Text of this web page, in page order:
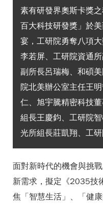
素有研發界奧斯卡獎
百大科技研發獎」於
宴，工研院勇奪八項
李若屏、工研院資通
副所長呂瑞梅、和碩
院北美辦公室主任王
仁、旭宇騰精密科技
組長王慶鈞、工研院
光所組長莊凱翔、工研
面對新時代的機會與挑
新需求，擬定《2035技
焦「智慧生活」、「健